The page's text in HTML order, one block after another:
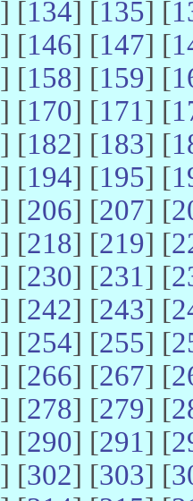
] [134] [135] [
] [146] [147] [
] [158] [159] [
] [170] [171] [
] [182] [183] [
] [194] [195] [
] [206] [207] [
] [218] [219] [
] [230] [231] [
] [242] [243] [
] [254] [255] [
] [266] [267] [
] [278] [279] [
] [290] [291] [
] [302] [303] [